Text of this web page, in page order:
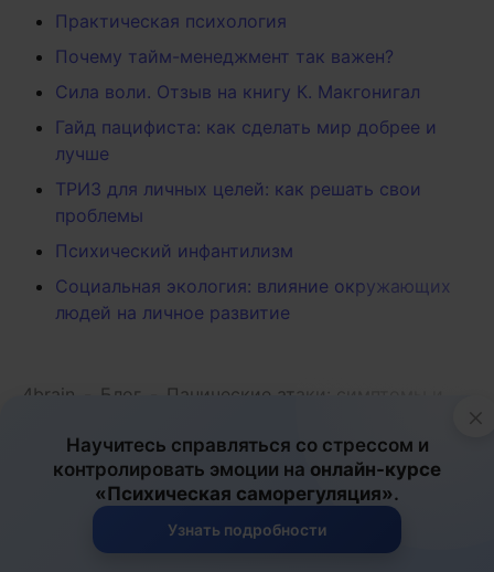
Практическая психология
Почему тайм-менеджмент так важен?
Сила воли. Отзыв на книгу К. Макгонигал
Гайд пацифиста: как сделать мир добрее и
лучше
ТРИЗ для личных целей: как решать свои
проблемы
Психический инфантилизм
Социальная экология: влияние окружающих
людей на личное развитие
4brain Блог
Панические атаки: симптомы и
Психология
×
Научитесь справляться со стрессом и
контролировать эмоции на онлайн-курсе
«Психическая саморегуляция».
Узнать подробности